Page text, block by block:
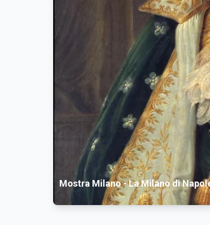
Mostra Milano - La Milano di